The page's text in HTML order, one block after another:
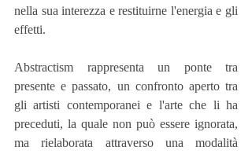
nella sua interezza e restituirne l'energia e gli
effetti.
Abstractism rappresenta un ponte tra
presente e passato, un confronto aperto tra
gli artisti contemporanei e l'arte che li ha
preceduti, la quale non può essere ignorata,
ma rielaborata attraverso una modalità